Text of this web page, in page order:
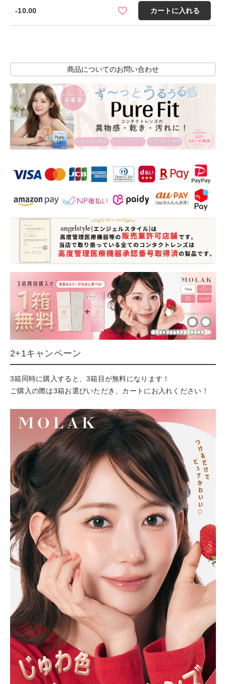
-10.00 カートに入れる
商品についてのお問い合わせ
2+1キャンペーン
3箱同時に購入すると、3箱目が無料になります！
ご購入の際は3箱お選びいただき、カートにお入れください！